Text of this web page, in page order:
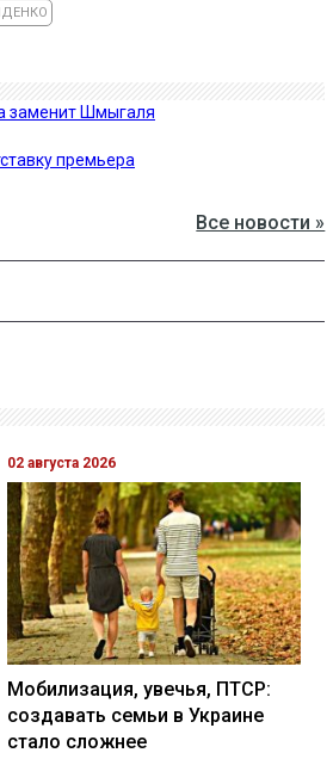
заменит Шмыгаля
премьера
Все новости »
02 августа 2026
Мобилизация, увечья, ПТСР:
создавать семьи в Украине
стало сложнее